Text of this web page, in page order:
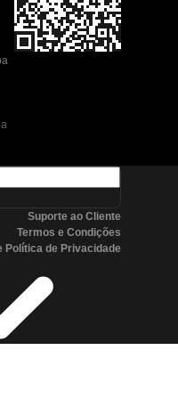
Suporte ao Cliente
Termos e Condições
Política de Privacidade